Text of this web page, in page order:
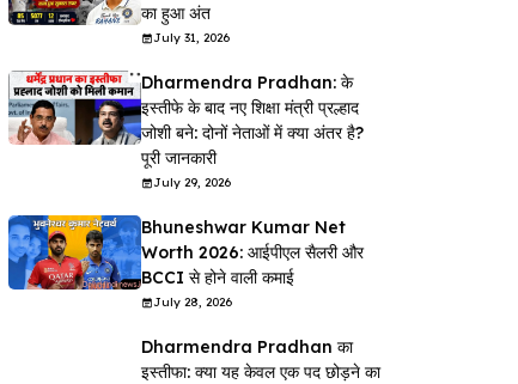
का हुआ अंत
July 31, 2026
Dharmendra Pradhan: के
इस्तीफे के बाद नए शिक्षा मंत्री प्रल्हाद
जोशी बने: दोनों नेताओं में क्या अंतर है?
पूरी जानकारी
July 29, 2026
Bhuneshwar Kumar Net
Worth 2026: आईपीएल सैलरी और
BCCI से होने वाली कमाई
July 28, 2026
Dharmendra Pradhan का
इस्तीफा: क्या यह केवल एक पद छोड़ने का